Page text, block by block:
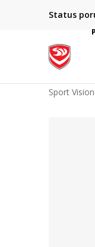
Status
Sport Vision